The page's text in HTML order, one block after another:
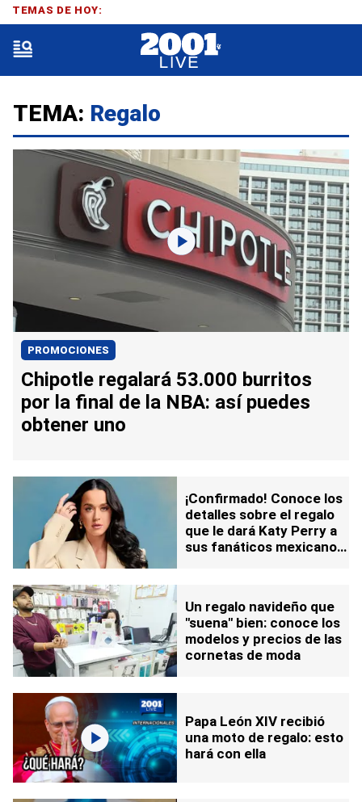
TEMA: Regalo
PROMOCIONES
Chipotle regalará 53.000 burritos
por la final de la NBA: así puedes
obtener uno
¡Confirmado! Conoce los
detalles sobre el regalo
que le dará Katy Perry a
sus fanáticos mexicanos:
Un regalo navideño que
"suena" bien: conoce los
modelos y precios de las
cornetas de moda
Papa León XIV recibió
una moto de regalo: esto
hará con ella
TEMAS DE HOY: